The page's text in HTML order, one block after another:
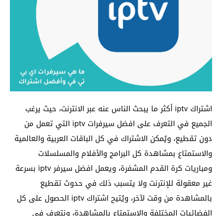
اشتراك iptv أكثر ما يبحث الناس عنه عبر الانترنت، حيث يرغب
الجميع في التعرف على افضل سيرفرات iptv التي تعمل من
دون تقطيع، ويُمكن الاشتراك في كل الباقات العربية والعالمية
والاستمتاع بمشاهدة كل البرامج والأفلام والمسلسلات
ومباريات كرة القدم المشفرة، ويعمل افضل سيرفر iptv بسرعة
غير معقولة للإنترنت ولا يتسبب ذلك في حدوث تقطيع
بالمشاهدة من وقت لآخر، ويُتيح اشتراك iptv الحصول على كل
الفضائيات المختلفة والاستمتاع بالمشاهدة، ونتعرف في